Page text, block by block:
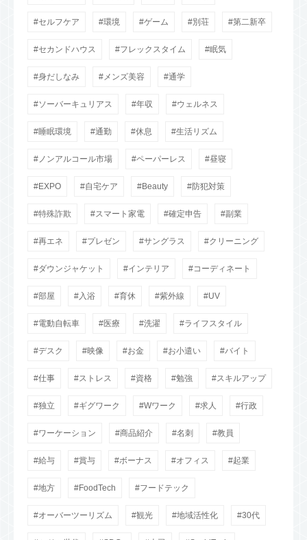
セルフケア 環境 ゲーム 別荘 第二新卒
セカンドハウス フレックスタイム 眠気
身だしなみ メンズ美容 通学
ソーバーキュリアス 年収 ウェルネス
睡眠環境 通勤 休息 生活リズム
ノンアルコール市場 ペーパーレス 昼寝
EXPO 自宅ケア Beauty 防犯対策
特殊詐欺 スマート家電 確定申告 副業
再エネ プレゼン サングラス クリーニング
ダウンジャケット インテリア コーディネート
部屋 入浴 育休 紫外線 UV
電動自転車 医療 洗濯 ライフスタイル
デスク 映像 お金 お小遣い バイト
仕事 ストレス 資格 勉強 スキルアップ
独立 ギグワーク Wワーク 求人 行政
ワーケーション 商品紹介 名刺 教員
給与 賞与 ボーナス オフィス 起業
地方 FoodTech フードテック
オーバーツーリズム 観光 地域活性化 30代